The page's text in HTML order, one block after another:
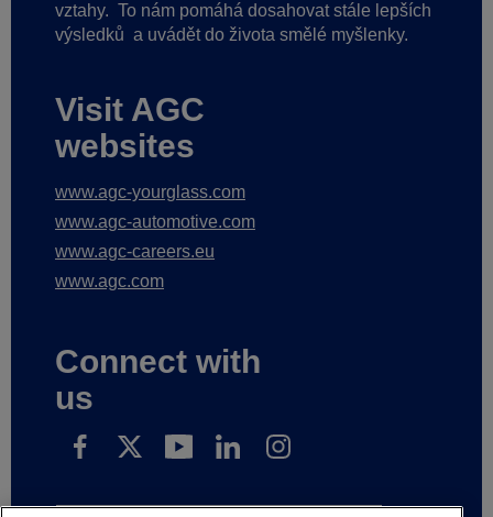
vztahy. To nám pomáhá dosahovat stále lepších
výsledků a uvádět do života smělé myšlenky.
Visit AGC
websites
www.agc-yourglass.com
www.agc-automotive.com
www.agc-careers.eu
www.agc.com
Connect with
us